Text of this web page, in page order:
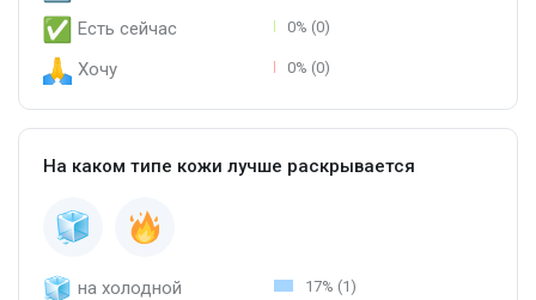
Есть сейчас 0% (0)
Хочу 0% (0)
На каком типе кожи лучше раскрывается
на холодной 17% (1)